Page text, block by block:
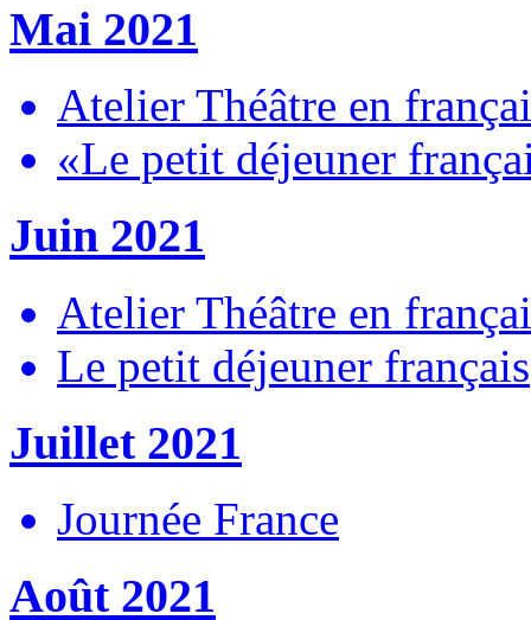
Mai 2021
Atelier Théâtre en
«Le petit déjeuner
Juin 2021
Atelier Théâtre en
Le petit déjeuner français
Juillet 2021
Journée France
Août 2021